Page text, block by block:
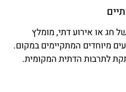
חג או אירוע דתי, מומלץ
מיוחדים המתקיימים במקום.
לתרבות הדתית המקומית.